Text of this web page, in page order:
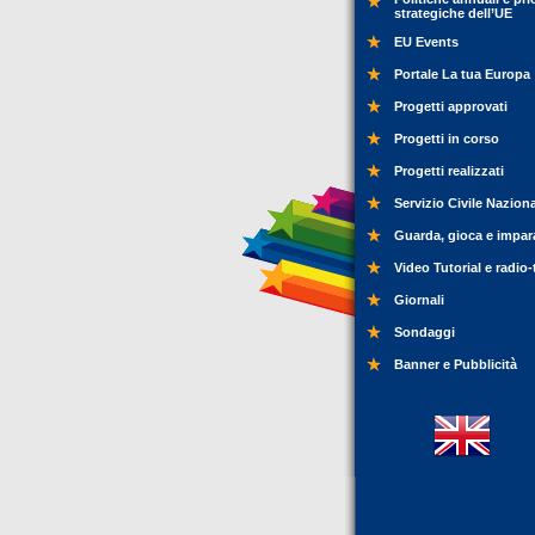
strategiche dell’UE
EU Events
Portale La tua Europa
Progetti approvati
Progetti in corso
Progetti realizzati
Servizio Civile
Guarda, gioca e
Video Tutorial e
Giornali
Sondaggi
Banner e Pubblicità